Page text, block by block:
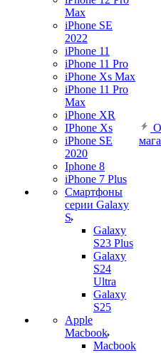
Max
iPhone SE
2022
iPhone 11
iPhone 11 Pro
iPhone Xs Max
iPhone 11 Pro
Max
iPhone XR
IPhone Xs
iPhone SE
2020
Iphone 8
iPhone 7 Plus
Смартфоны
серии Galaxy
S
Galaxy
S23 Plus
Galaxy
S24
Ultra
Galaxy
S25
Apple
Macbook
Macbook
О